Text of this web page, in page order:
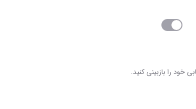
خود را بازبینی کنید.